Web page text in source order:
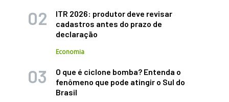
ITR 2026: produtor deve revisar
cadastros antes do prazo de
declaração
Economia
O que é ciclone bomba? Entenda o
fenômeno que pode atingir o Sul do
Brasil